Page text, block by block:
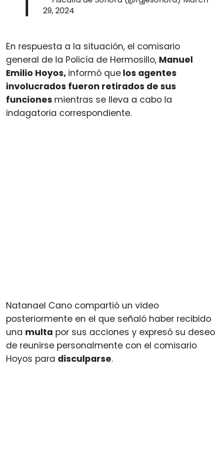
29, 2024
En respuesta a la situación, el comisario
general de la Policía de Hermosillo, Manuel
Emilio Hoyos, informó que los agentes
involucrados fueron retirados de sus
funciones mientras se lleva a cabo la
indagatoria correspondiente.
Natanael Cano compartió un video
posteriormente en el que señaló haber recibido
una multa por sus acciones y expresó su deseo
de reunirse personalmente con el comisario
Hoyos para disculparse.